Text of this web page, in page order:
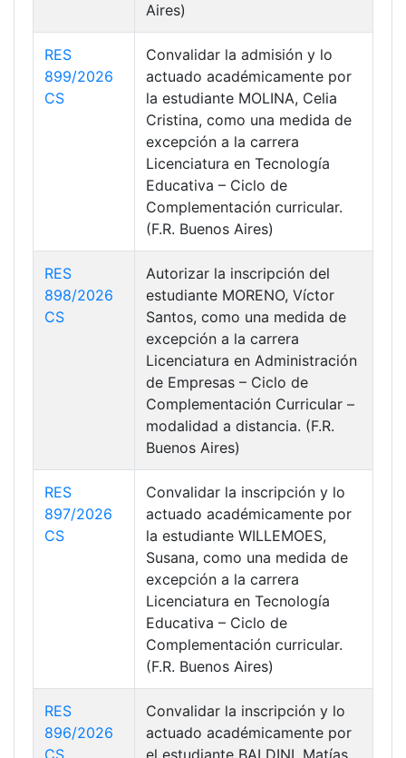
Aires)
RES
899/2026
CS
Convalidar la admisión y lo
actuado académicamente por
la estudiante MOLINA, Celia
Cristina, como una medida de
excepción a la carrera
Licenciatura en Tecnología
Educativa – Ciclo de
Complementación curricular.
(F.R. Buenos Aires)
RES
898/2026
CS
Autorizar la inscripción del
estudiante MORENO, Víctor
Santos, como una medida de
excepción a la carrera
Licenciatura en Administración
de Empresas – Ciclo de
Complementación Curricular –
modalidad a distancia. (F.R.
Buenos Aires)
RES
897/2026
CS
Convalidar la inscripción y lo
actuado académicamente por
la estudiante WILLEMOES,
Susana, como una medida de
excepción a la carrera
Licenciatura en Tecnología
Educativa – Ciclo de
Complementación curricular.
(F.R. Buenos Aires)
RES
896/2026
CS
Convalidar la inscripción y lo
actuado académicamente por
el estudiante BALDINI, Matías